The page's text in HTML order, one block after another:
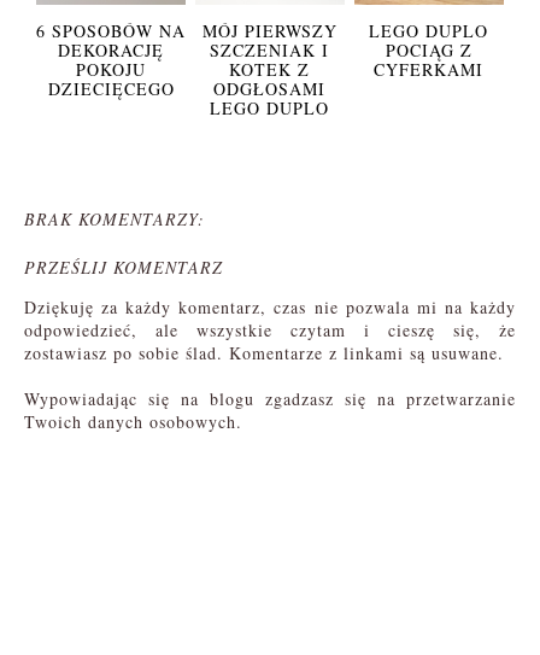
6 SPOSOBÓW NA
DEKORACJĘ
POKOJU
DZIECIĘCEGO
MÓJ PIERWSZY
SZCZENIAK I
KOTEK Z
ODGŁOSAMI
LEGO DUPLO
LEGO DUPLO
POCIĄG Z
CYFERKAMI
BRAK KOMENTARZY:
PRZEŚLIJ KOMENTARZ
Dziękuję za każdy komentarz, czas nie pozwala mi na każdy
odpowiedzieć, ale wszystkie czytam i cieszę się, że
zostawiasz po sobie ślad. Komentarze z linkami są usuwane.
Wypowiadając się na blogu zgadzasz się na przetwarzanie
Twoich danych osobowych.